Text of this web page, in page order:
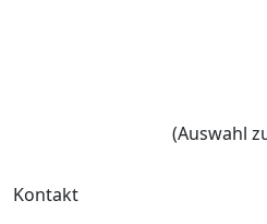
(Auswahl
Kontakt